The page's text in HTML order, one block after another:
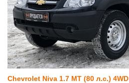
Chevrolet Niva 1.7 MT (80 л.с.) 4WD